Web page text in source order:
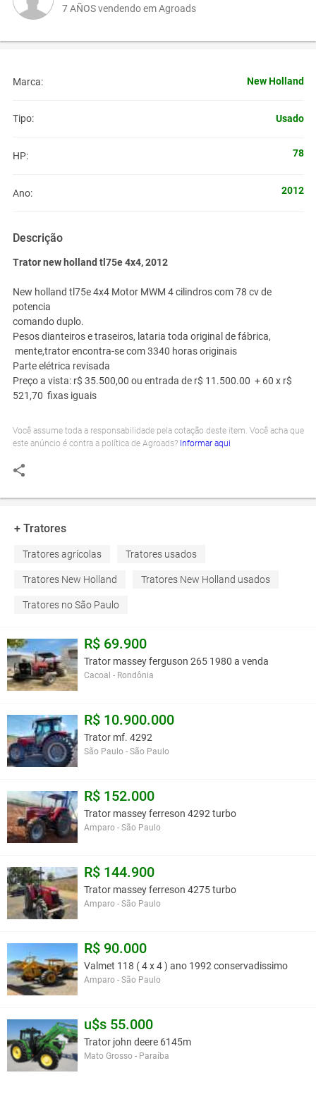
7 AÑOS vendendo em Agroads
Marca: New Holland
Tipo: Usado
HP: 78
Ano: 2012
Descrição
Trator new holland tl75e 4x4, 2012
New holland tl75e 4x4 Motor MWM 4 cilindros com 78 cv de
potencia
comando duplo.
Pesos dianteiros e traseiros, lataria toda original de fábrica,
mente,trator encontra-se com 3340 horas originais
Parte elétrica revisada
Preço a vista: r$ 35.500,00 ou entrada de r$ 11.500.00 + 60 x r$
521,70 fixas iguais
Você assume toda a responsabilidade pela cotação deste item. Você acha que
este anúncio é contra a política de Agroads? Informar aqui
+ Tratores
Tratores agrícolas Tratores usados
Tratores New Holland Tratores New Holland usados
Tratores no São Paulo
R$ 69.900
Trator massey ferguson 265 1980 a venda
Cacoal - Rondônia
R$ 10.900.000
Trator mf. 4292
São Paulo - São Paulo
R$ 152.000
Trator massey ferreson 4292 turbo
Amparo - São Paulo
R$ 144.900
Trator massey ferreson 4275 turbo
Amparo - São Paulo
R$ 90.000
Valmet 118 ( 4 x 4 ) ano 1992 conservadissimo
Amparo - São Paulo
u$s 55.000
Trator john deere 6145m
Mato Grosso - Paraíba